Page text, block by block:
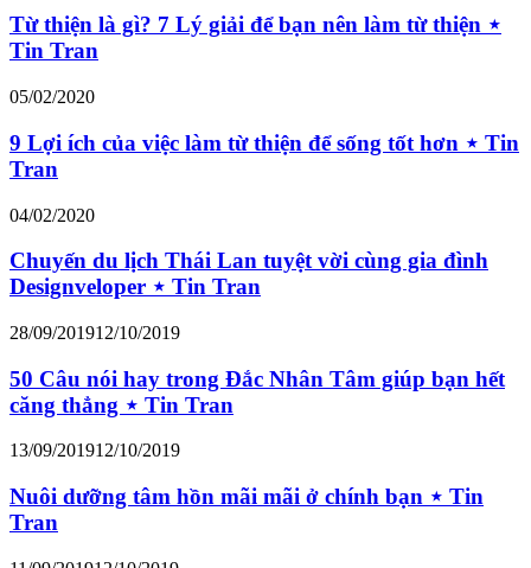
Từ thiện là gì? 7 Lý giải để bạn nên làm từ thiện ⋆
Tin Tran
05/02/2020
9 Lợi ích của việc làm từ thiện để sống tốt hơn ⋆ Tin
Tran
04/02/2020
Chuyến du lịch Thái Lan tuyệt vời cùng gia đình
Designveloper ⋆ Tin Tran
28/09/201912/10/2019
50 Câu nói hay trong Đắc Nhân Tâm giúp bạn hết
căng thẳng ⋆ Tin Tran
13/09/201912/10/2019
Nuôi dưỡng tâm hồn mãi mãi ở chính bạn ⋆ Tin
Tran